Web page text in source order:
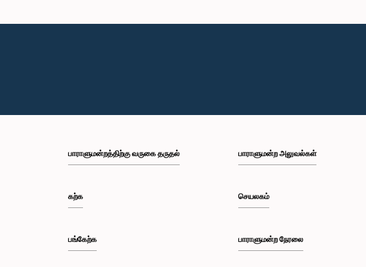
பாராளுமன்றத்திற்கு வருகை தருதல்
கற்க
பங்கேற்க
பாராளுமன்ற அலுவல்கள்
செயலகம்
பாராளுமன்ற நேரலை